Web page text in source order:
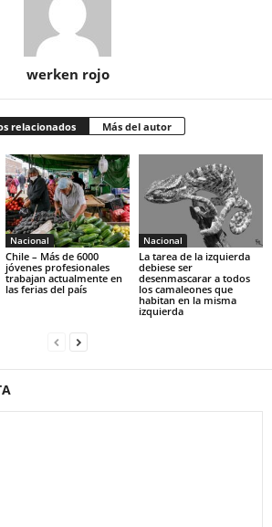
werken rojo
relacionados Más del autor
Nacional
Chile – Más de 6000
jóvenes profesionales
trabajan actualmente en
las ferias del país
Nacional
La tarea de la izquierda
debiese ser
desenmascarar a todos
los camaleones que
habitan en la misma
izquierda